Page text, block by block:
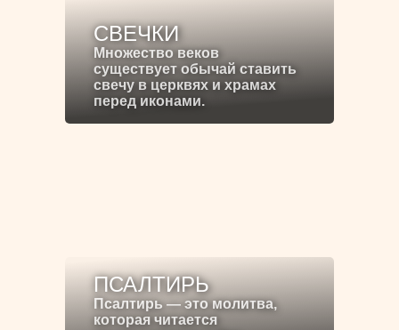
СВЕЧКИ
Множество веков
существует обычай ставить
свечу в церквях и храмах
перед иконами.
ПСАЛТИРЬ
Псалтирь — это молитва,
которая читается